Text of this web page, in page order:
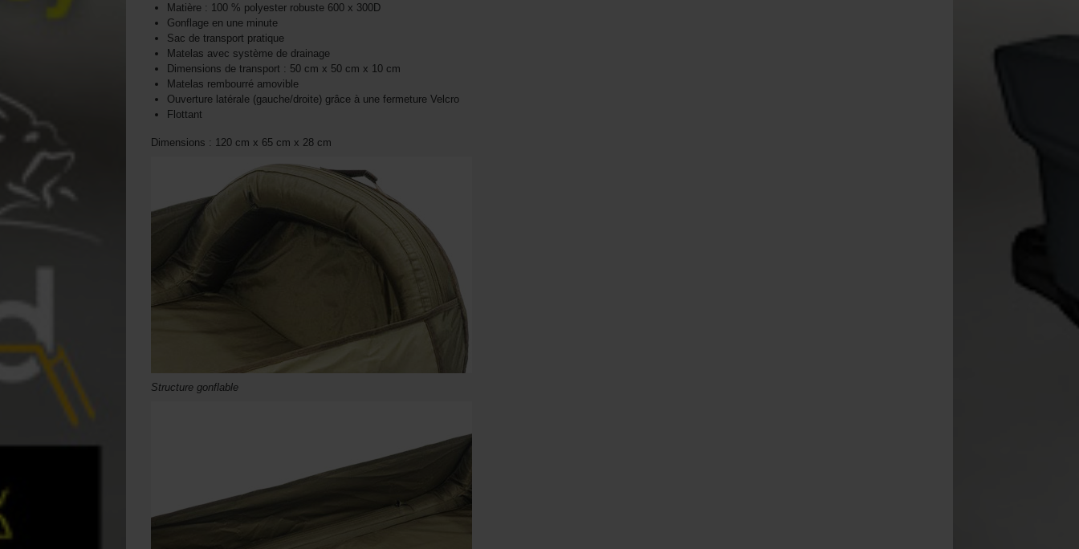
Matière : 100 % polyester robuste 600 x 300D
Gonflage en une minute
Sac de transport pratique
Matelas avec système de drainage
Dimensions de transport : 50 cm x 50 cm x 10 cm
Matelas rembourré amovible
Ouverture latérale (gauche/droite) grâce à une fermeture Velcro
Flottant
Dimensions : 120 cm x 65 cm x 28 cm
Structure gonflable